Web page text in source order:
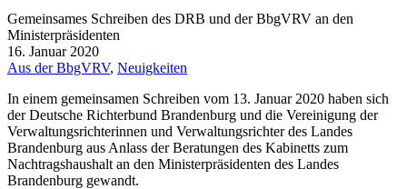
Gemeinsames Schreiben des DRB und der BbgVRV an den
Ministerpräsidenten
16. Januar 2020
Aus der BbgVRV, Neuigkeiten
In einem gemeinsamen Schreiben vom 13. Januar 2020 haben sich
der Deutsche Richterbund Brandenburg und die Vereinigung der
Verwaltungsrichterinnen und Verwaltungsrichter des Landes
Brandenburg aus Anlass der Beratungen des Kabinetts zum
Nachtragshaushalt an den Ministerpräsidenten des Landes
Brandenburg gewandt.